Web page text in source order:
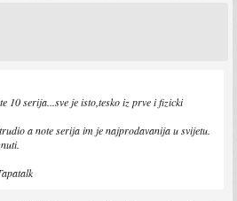
10 serija...sve je isto,tesko iz prve i fizicki
a note serija im je najprodavanija u svijetu.